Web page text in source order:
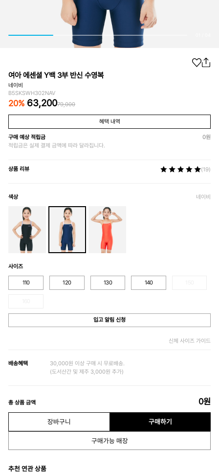
여아 에센셜 Y백 3부 반신 수영복
네이비
B5SKSWH302NAV
20% 63,20079,000
혜택 내역
구매 예상 적립금 0원
적립금은 실제 결제 금액에 따라 달라집니다.
상품 리뷰 (19)
색상 네이비
사이즈
110 120 130 140
입고 알림 신청
신체 사이즈 가이드
배송혜택
30,000원 이상 구매 시 무료배송.
(도서산간 및 제주 3,000원 추가)
총 상품 금액 0원
장바구니 구매하기
구매가능 매장
추천 연관 상품